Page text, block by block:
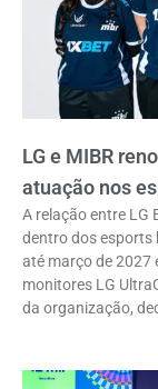
LG e MIBR
atuação nos
A relação entre LG
dentro dos esports
até março de 2027
monitores LG
da organização,